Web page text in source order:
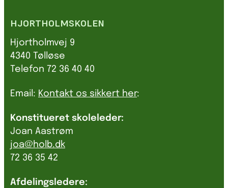
HJORTHOLMSKOLEN
Hjortholmvej 9
4340 Tølløse
Telefon 72 36 40 40
Email: Kontakt os sikkert her:
Konstitueret skoleleder:
Joan Aastrøm
joa@holb.dk
72 36 35 42
Afdelingsledere: